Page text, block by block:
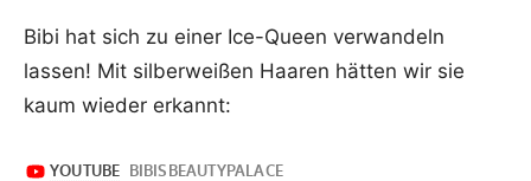
Bibi hat sich zu einer Ice-Queen verwandeln
lassen! Mit silberweißen Haaren hätten wir sie
kaum wieder erkannt: